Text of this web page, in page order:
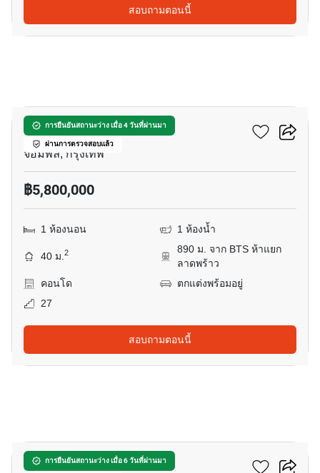
สอบถามตอนนี้
การยืนยันสถานะว่าง เมื่อ 4 วันที่ผ่านมา
ผ่านการตรวจสอบแล้ว
อีควิน๊อกซ์ พหล-วิภา
จอมพล, กรุงเทพ
฿5,800,000
1 ห้องนอน 1 ห้องน้ำ
40 ม.2
890 ม. จาก BTS ห้าแยก
ลาดพร้าว
คอนโด
ตกแต่งพร้อมอยู่
27
สอบถามตอนนี้
การยืนยันสถานะว่าง เมื่อ 6 วันที่ผ่านมา
เอ็ม จตุจักร